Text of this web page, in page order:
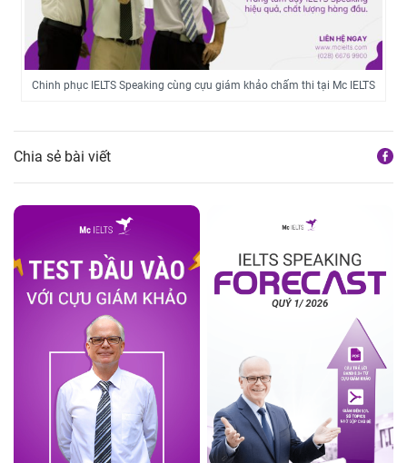
Chinh phục IELTS Speaking cùng cựu giám khảo chấm thi tại Mc IELTS
Chia sẻ bài viết